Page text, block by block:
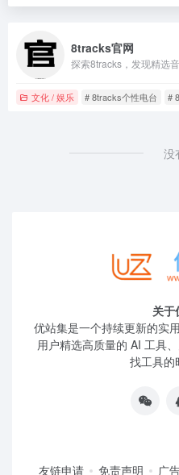
8tracks官网
探索8tracks，发现精选音
文化 / 娱乐 # 8tracks个性电台 #
没
关于
优站集是一个持续更新的实
用户精选高质量的 AI 工具
找工具的
友链申请 免责声明 广